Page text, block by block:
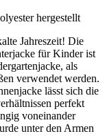
hergestellt
Jahreszeit! Die
für Kinder ist
als
verwendet werden.
lässt sich die
perfekt
voneinander
unter den Armen